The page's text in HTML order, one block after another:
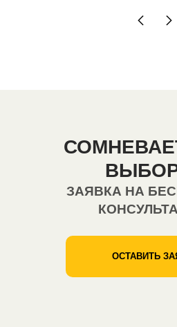
ЗАЯВКА НА
ОСТАВИТЬ